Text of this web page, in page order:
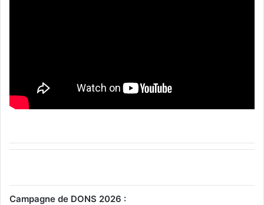
Campagne de DONS 2026 :